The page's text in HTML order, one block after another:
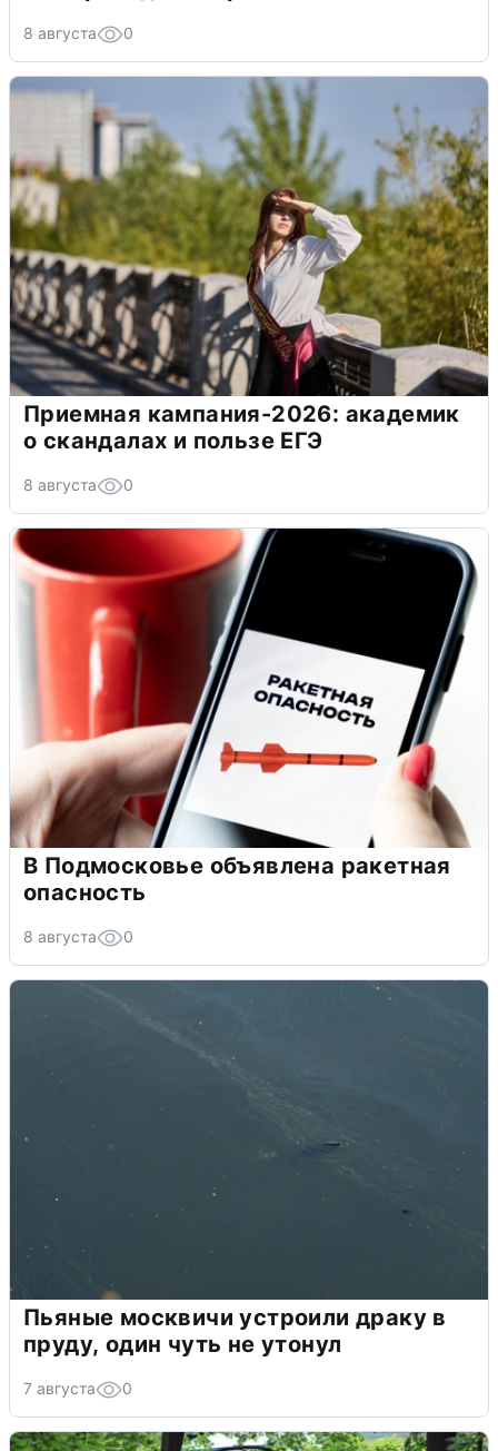
8 августа 0
Приемная кампания-2026: академик
о скандалах и пользе ЕГЭ
8 августа 0
В Подмосковье объявлена ракетная
опасность
8 августа 0
Пьяные москвичи устроили драку в
пруду, один чуть не утонул
7 августа 0